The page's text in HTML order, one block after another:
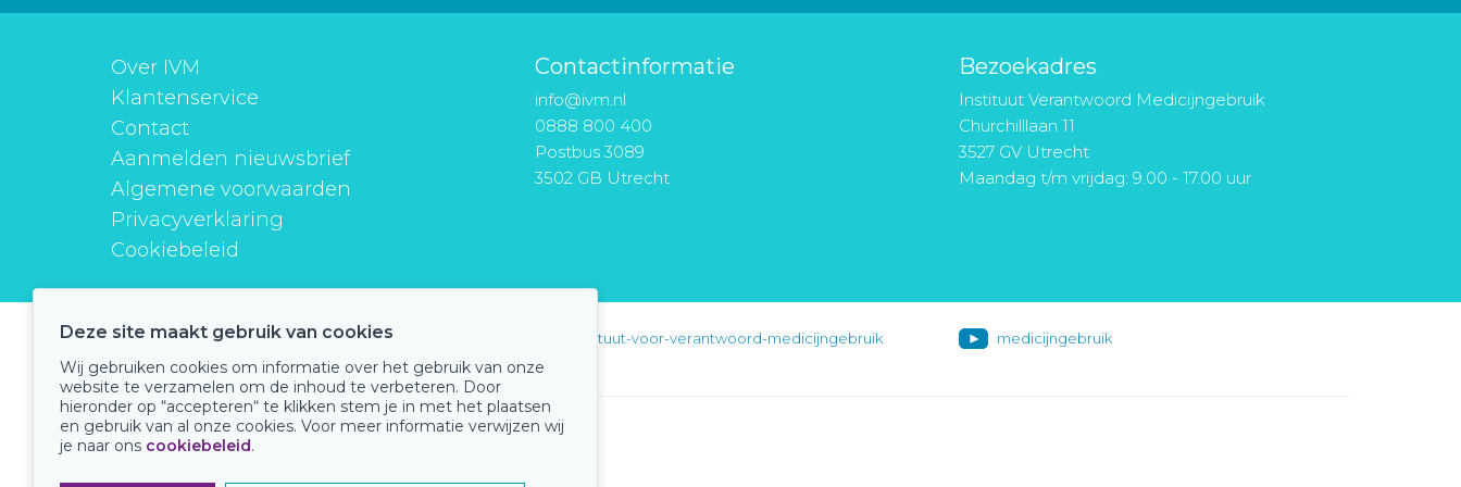
Over IVM
Klantenservice
Contact
Aanmelden nieuwsbrief
Algemene voorwaarden
Privacyverklaring
Cookiebeleid
Contactinformatie
info@ivm.nl
0888 800 400
Postbus 3089
3502 GB Utrecht
Bezoekadres
Instituut Verantwoord Medicijngebruik
Churchilllaan 11
3527 GV Utrecht
Maandag t/m vrijdag: 9.00 - 17.00 uur
instituutverantwoordmedicijngebruik instituut-voor-verantwoord-medicijngebruik medicijngebruik
Onze keurmerken
Deze site maakt gebruik van cookies
Wij gebruiken cookies om informatie over het gebruik van onze
website te verzamelen om de inhoud te verbeteren. Door
hieronder op “accepteren“ te klikken stem je in met het plaatsen
en gebruik van al onze cookies. Voor meer informatie verwijzen wij
je naar ons cookiebeleid.